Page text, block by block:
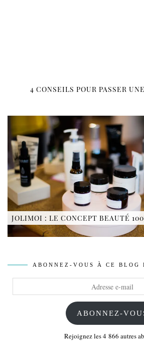
4 CONSEILS POUR PASSER
JOLIMOI : LE CONCEPT BEAUTÉ
ABONNEZ-VOUS À CE BLOG
ABONNEZ-
Rejoignez les 4 866 autres